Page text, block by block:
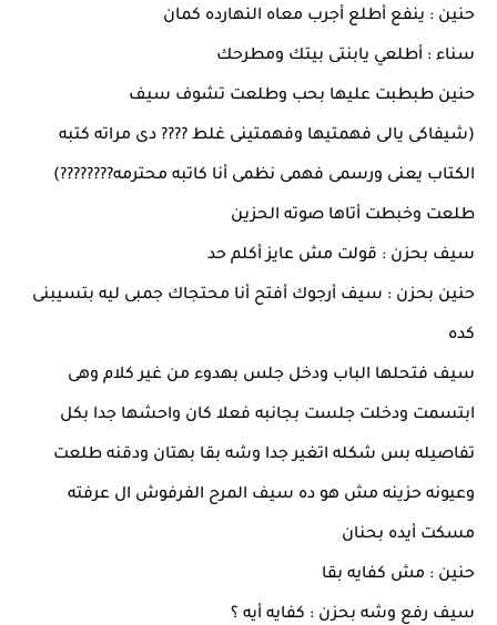
حنين : ينفع أطلع أجرب معاه النهارده كمان
سناء : أطلعي يابنتى بيتك ومطرحك
حنين طبطبت عليها بحب وطلعت تشوف سيف
(شيفاكى يالى فهمتيها وفهمتينى غلط ???? دى مراته كتبه
الكتاب يعنى ورسمى فهمى نظمى أنا كاتبه محترمه????????)
طلعت وخبطت أتاها صوته الحزين
سيف بحزن : قولت مش عايز أكلم حد
حنين بحزن : سيف أرجوك أفتح أنا محتجاك جمبى ليه بتسيبنى
كده
سيف فتحلها الباب ودخل جلس بهدوء من غير كلام وهى
ابتسمت ودخلت جلست بجانبه فعلا كان واحشها جدا بكل
تفاصيله بس شكله اتغير جدا وشه بقا بهتان ودقنه طلعت
وعيونه حزينه مش هو ده سيف المرح الفرفوش ال عرفته
مسكت أيده بحنان
حنين : مش كفايه بقا
سيف رفع وشه بحزن : كفايه أيه ؟